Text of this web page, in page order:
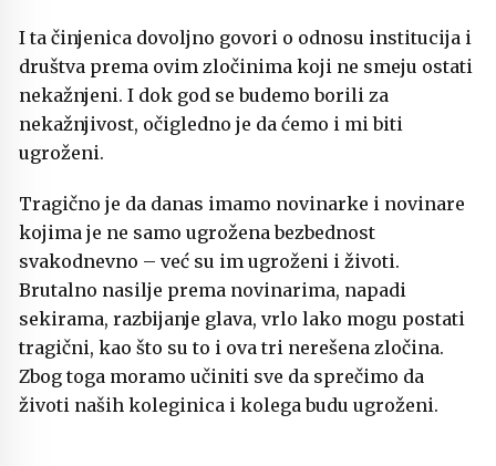
I ta činjenica dovoljno govori o odnosu institucija i
društva prema ovim zločinima koji ne smeju ostati
nekažnjeni. I dok god se budemo borili za
nekažnjivost, očigledno je da ćemo i mi biti
ugroženi.
Tragično je da danas imamo novinarke i novinare
kojima je ne samo ugrožena bezbednost
svakodnevno – već su im ugroženi i životi.
Brutalno nasilje prema novinarima, napadi
sekirama, razbijanje glava, vrlo lako mogu postati
tragični, kao što su to i ova tri nerešena zločina.
Zbog toga moramo učiniti sve da sprečimo da
životi naših koleginica i kolega budu ugroženi.